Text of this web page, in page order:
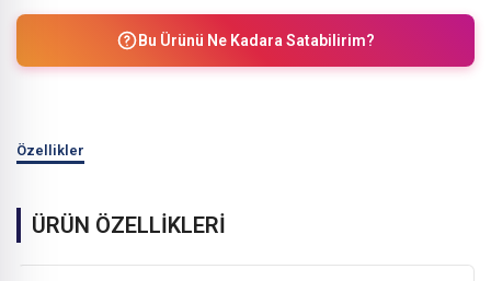
Bu Ürünü Ne Kadara Satabilirim?
Özellikler
ÜRÜN ÖZELLİKLERİ